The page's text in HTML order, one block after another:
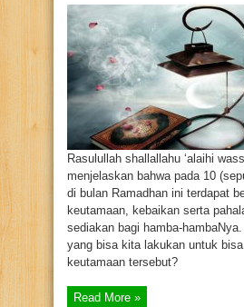
Rasulullah shallallahu ‘alaihi
menjelaskan bahwa pada 10
di bulan Ramadhan ini terdapat
keutamaan, kebaikan serta
sediakan bagi hamba-
yang bisa kita lakukan untuk
keutamaan tersebut?
Read More »